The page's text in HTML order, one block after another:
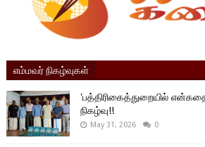
எம்மவர் நிகழ்வுகள்
'பத்திரிகைத்துறையில்
நிகழ்வு!!
May 31, 2026 0